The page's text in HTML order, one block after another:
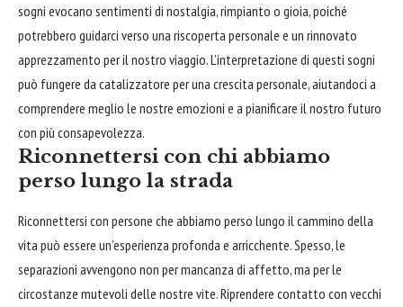
sogni evocano sentimenti di nostalgia, rimpianto o gioia, poiché
potrebbero guidarci verso una riscoperta personale e un rinnovato
apprezzamento per il nostro viaggio. L’interpretazione di questi sogni
può fungere da catalizzatore per una crescita personale, aiutandoci a
comprendere meglio le nostre emozioni e a pianificare il nostro futuro
con più consapevolezza.
Riconnettersi con chi abbiamo
perso lungo la strada
Riconnettersi con persone che abbiamo perso lungo il cammino della
vita può essere un’esperienza profonda e arricchente. Spesso, le
separazioni avvengono non per mancanza di affetto, ma per le
circostanze mutevoli delle nostre vite. Riprendere contatto con vecchi